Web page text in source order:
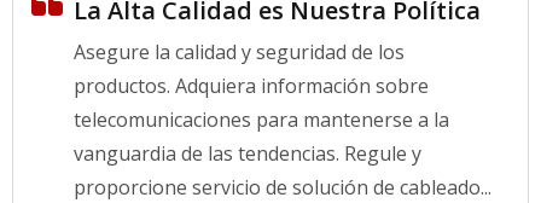
La Alta Calidad es Nuestra Política
Asegure la calidad y seguridad de los
productos. Adquiera información sobre
telecomunicaciones para mantenerse a la
vanguardia de las tendencias. Regule y
proporcione servicio de solución de cableado...